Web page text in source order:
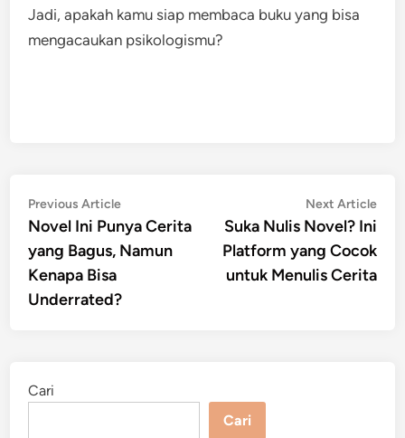
Jadi, apakah kamu siap membaca buku yang bisa
mengacaukan psikologismu?
Navigasi
pos
Previous ArticlePrevious
article:
Novel Ini Punya Cerita
yang Bagus, Namun
Kenapa Bisa
Underrated?
Next Article
Suka Nulis Novel? Ini
Platform yang Cocok
untuk Menulis Cerita
Cari
Cari